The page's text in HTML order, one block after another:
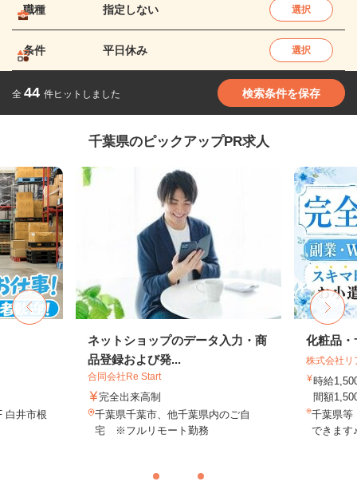
職種 指定しない 選択
条件 平日休み 選択
全 44 件ヒットしました 検索条件を保存
千葉県のピックアップPR求人
白井市根
ネットショップのデータ入力・商
品登録および発...
合同会社Re Start
完全出来高制
千葉県千葉市、他千葉県内のご自
宅 ※フルリモート勤務
化粧品・
株式会社リ
時給
間額
千葉県等
できま